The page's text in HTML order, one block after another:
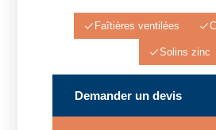
Faîtières ventilées
Solins zinc
Demander un devis